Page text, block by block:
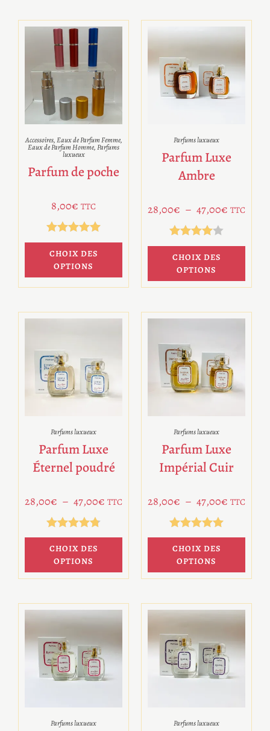
Accessoires,Eaux de Parfum Femme,
Eaux de Parfum Homme,Parfums
luxueux
Parfum de poche
8,00€ TTC
Note5.00
sur 5
CHOIX DES
OPTIONS
Parfums luxueux
Parfum Luxe
Ambre
28,00€ – 47,00€ TTC
Note4.00
sur 5
CHOIX DES
OPTIONS
Parfums luxueux
Parfum Luxe
Éternel poudré
28,00€ – 47,00€ TTC
Note4.78
sur 5
CHOIX DES
OPTIONS
Parfums luxueux
Parfum Luxe
Impérial Cuir
28,00€ – 47,00€ TTC
Note5.00
sur 5
CHOIX DES
OPTIONS
Parfums luxueux Parfums luxueux